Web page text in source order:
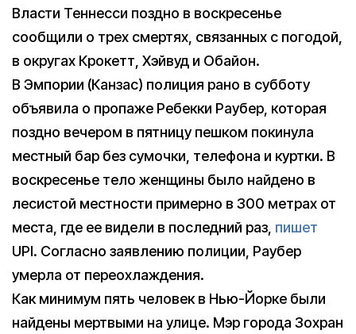
Власти Теннесси поздно в воскресенье
сообщили о трех смертях, связанных с погодой,
в округах Крокетт, Хэйвуд и Обайон.
В Эмпории (Канзас) полиция рано в субботу
объявила о пропаже Ребекки Раубер, которая
поздно вечером в пятницу пешком покинула
местный бар без сумочки, телефона и куртки. В
воскресенье тело женщины было найдено в
лесистой местности примерно в 300 метрах от
места, где ее видели в последний раз, пишет
UPI. Согласно заявлению полиции, Раубер
умерла от переохлаждения.
Как минимум пять человек в Нью-Йорке были
найдены мертвыми на улице. Мэр города Зохран